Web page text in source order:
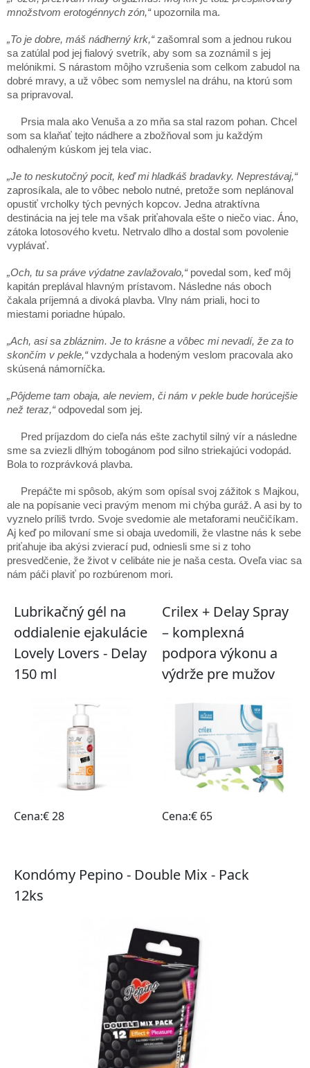
množstvom erotogénnych zón,“upozornila ma.
„To je dobre, máš nádherný krk,“zašomral som a jednou rukou
sa zatúlal pod jej fialový svetrík, aby som sa zoznámil s jej
melónikmi. S nárastom môjho vzrušenia som celkom zabudol na
dobré mravy, a už vôbec som nemyslel na dráhu, na ktorú som
sa pripravoval.
Prsia mala ako Venuša a zo mňa sa stal razom pohan. Chcel
som sa klaňať tejto nádhere a zbožňoval som ju každým
odhaleným kúskom jej tela viac.
„Je to neskutočný pocit, keď mi hladkáš bradavky. Neprestávaj,“
zaprosíkala, ale to vôbec nebolo nutné, pretože som neplánoval
opustiť vrcholky tých pevných kopcov. Jedna atraktívna
destinácia na jej tele ma však priťahovala ešte o niečo viac. Áno,
zátoka lotosového kvetu. Netrvalo dlho a dostal som povolenie
vyplávať.
„Och, tu sa práve výdatne zavlažovalo,“povedal som, keď môj
kapitán preplával hlavným prístavom. Následne nás oboch
čakala príjemná a divoká plavba. Vlny nám priali, hoci to
miestami poriadne húpalo.
„Ach, asi sa zbláznim. Je to krásne a vôbec mi nevadí, že za to
skončím v pekle,“vzdychala a hodeným veslom pracovala ako
skúsená námorníčka.
„Pôjdeme tam obaja, ale neviem, či nám v pekle bude horúcejšie
než teraz,“odpovedal som jej.
Pred príjazdom do cieľa nás ešte zachytil silný vír a následne
sme sa zviezli dlhým tobogánom pod silno striekajúci vodopád.
Bola to rozprávková plavba.
Prepáčte mi spôsob, akým som opísal svoj zážitok s Majkou,
ale na popísanie veci pravým menom mi chýba guráž. A asi by to
vyznelo príliš tvrdo. Svoje svedomie ale metaforami neučičíkam.
Aj keď po milovaní sme si obaja uvedomili, že vlastne nás k sebe
priťahuje iba akýsi zvierací pud, odniesli sme si z toho
presvedčenie, že život v celibáte nie je naša cesta. Oveľa viac sa
nám páči plaviť po rozbúrenom mori.